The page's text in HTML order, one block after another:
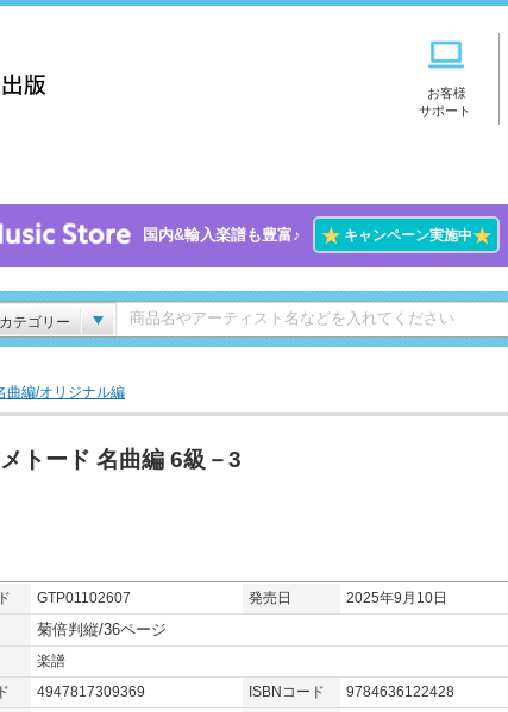
お客様
サポート
国内&輸入楽譜も豊富♪ ★キャンペーン実施中★
テゴリー
曲編/オリジナル編
トード 名曲編 6級－3
GTP01102607 発売日
2025年9月10日
菊倍判縦/36ページ
楽譜
4947817309369 ISBNコード
9784636122428